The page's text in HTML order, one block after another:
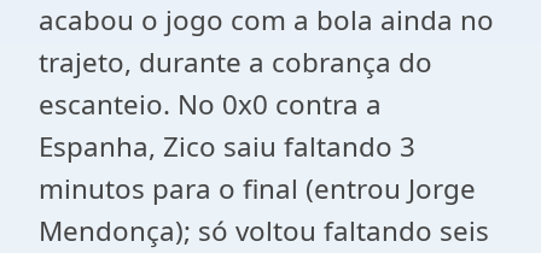
acabou o jogo com a bola ainda no
trajeto, durante a cobrança do
escanteio. No 0x0 contra a
Espanha, Zico saiu faltando 3
minutos para o final (entrou Jorge
Mendonça); só voltou faltando seis